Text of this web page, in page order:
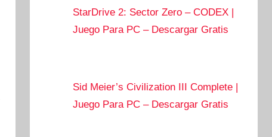
StarDrive 2: Sector Zero – CODEX |
Juego Para PC – Descargar Gratis
Sid Meier’s Civilization III Complete |
Juego Para PC – Descargar Gratis